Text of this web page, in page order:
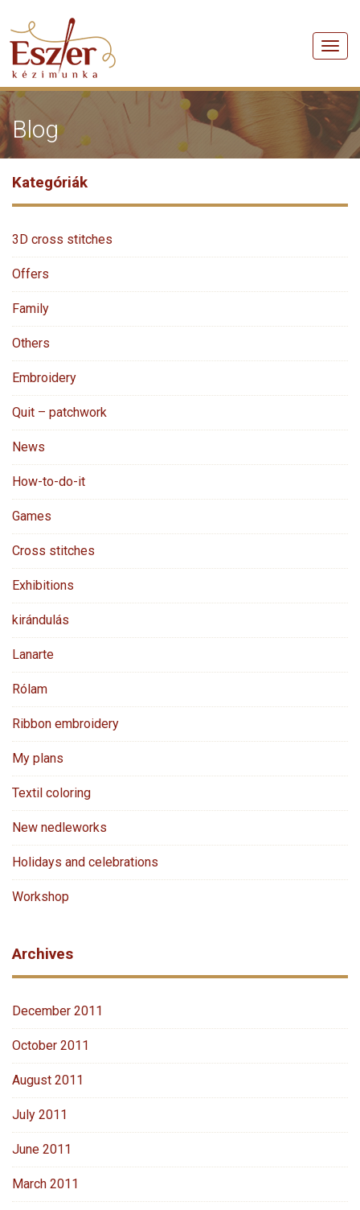
Menü
Blog
Kategóriák
3D cross stitches
Offers
Family
Others
Embroidery
Quit – patchwork
News
How-to-do-it
Games
Cross stitches
Exhibitions
kirándulás
Lanarte
Rólam
Ribbon embroidery
My plans
Textil coloring
New nedleworks
Holidays and celebrations
Workshop
Archives
December 2011
October 2011
August 2011
July 2011
June 2011
March 2011